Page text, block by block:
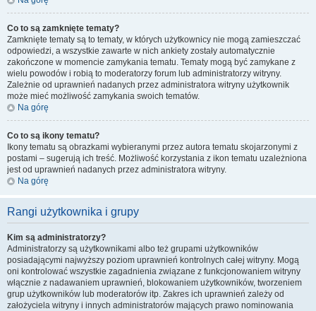
Co to są zamknięte tematy?
Zamknięte tematy są to tematy, w których użytkownicy nie mogą zamieszczać
odpowiedzi, a wszystkie zawarte w nich ankiety zostały automatycznie
zakończone w momencie zamykania tematu. Tematy mogą być zamykane z
wielu powodów i robią to moderatorzy forum lub administratorzy witryny.
Zależnie od uprawnień nadanych przez administratora witryny użytkownik
może mieć możliwość zamykania swoich tematów.
Na górę
Co to są ikony tematu?
Ikony tematu są obrazkami wybieranymi przez autora tematu skojarzonymi z
postami – sugerują ich treść. Możliwość korzystania z ikon tematu uzależniona
jest od uprawnień nadanych przez administratora witryny.
Na górę
Rangi użytkownika i grupy
Kim są administratorzy?
Administratorzy są użytkownikami albo też grupami użytkowników
posiadającymi najwyższy poziom uprawnień kontrolnych całej witryny. Mogą
oni kontrolować wszystkie zagadnienia związane z funkcjonowaniem witryny
włącznie z nadawaniem uprawnień, blokowaniem użytkowników, tworzeniem
grup użytkowników lub moderatorów itp. Zakres ich uprawnień zależy od
założyciela witryny i innych administratorów mających prawo nominowania